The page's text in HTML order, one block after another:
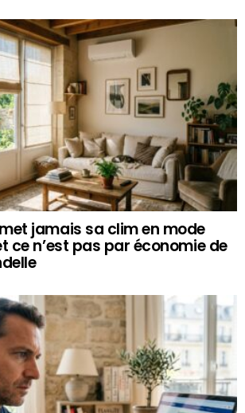
jamais sa clim en mode
ce n’est pas par économie de